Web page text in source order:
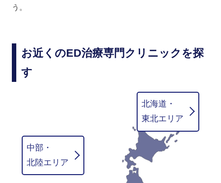
う。
お近くのED治療専門クリニックを探
す
北海道・
東北エリア
中部・
北陸エリア